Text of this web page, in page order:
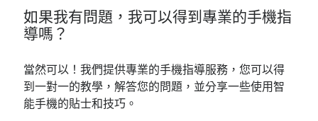
如果我有問題，我可以得到專業的手機指
導嗎？
當然可以！我們提供專業的手機指導服務，您可以得
到一對一的教學，解答您的問題，並分享一些使用智
能手機的貼士和技巧。